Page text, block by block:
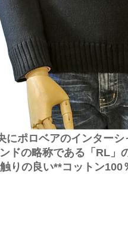
にポロベアのインターシ
ドの略称である「RL」
りの良い**コットン100